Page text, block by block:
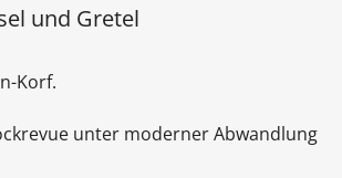
und Gretel
Korf.
unter moderner Abwandlung